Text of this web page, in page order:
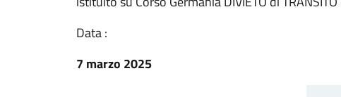
Data :
7 marzo 2025